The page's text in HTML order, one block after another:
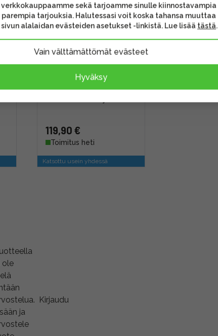
Delkin USB 3.2 CFexpress
119,90 €
Toimitus heti
Katsottu usein yhdessä
ole
Kirjaudu
ja
sekä tarjoamme sinulle kiinnostavampia
tarjouksia. Halutessasi voit koska tahansa muuttaa
alalaidan evästeiden asetukset -linkistä. Lue lisää tästä.
Vain välttämättömät evästeet
Hyväksy